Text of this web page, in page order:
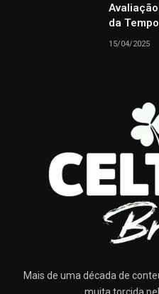
da
15/04/2025
Mais de uma década de
muita torcida